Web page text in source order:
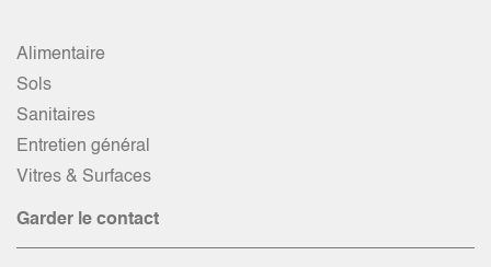
Alimentaire
Sols
Sanitaires
Entretien général
Vitres & Surfaces
Garder le contact